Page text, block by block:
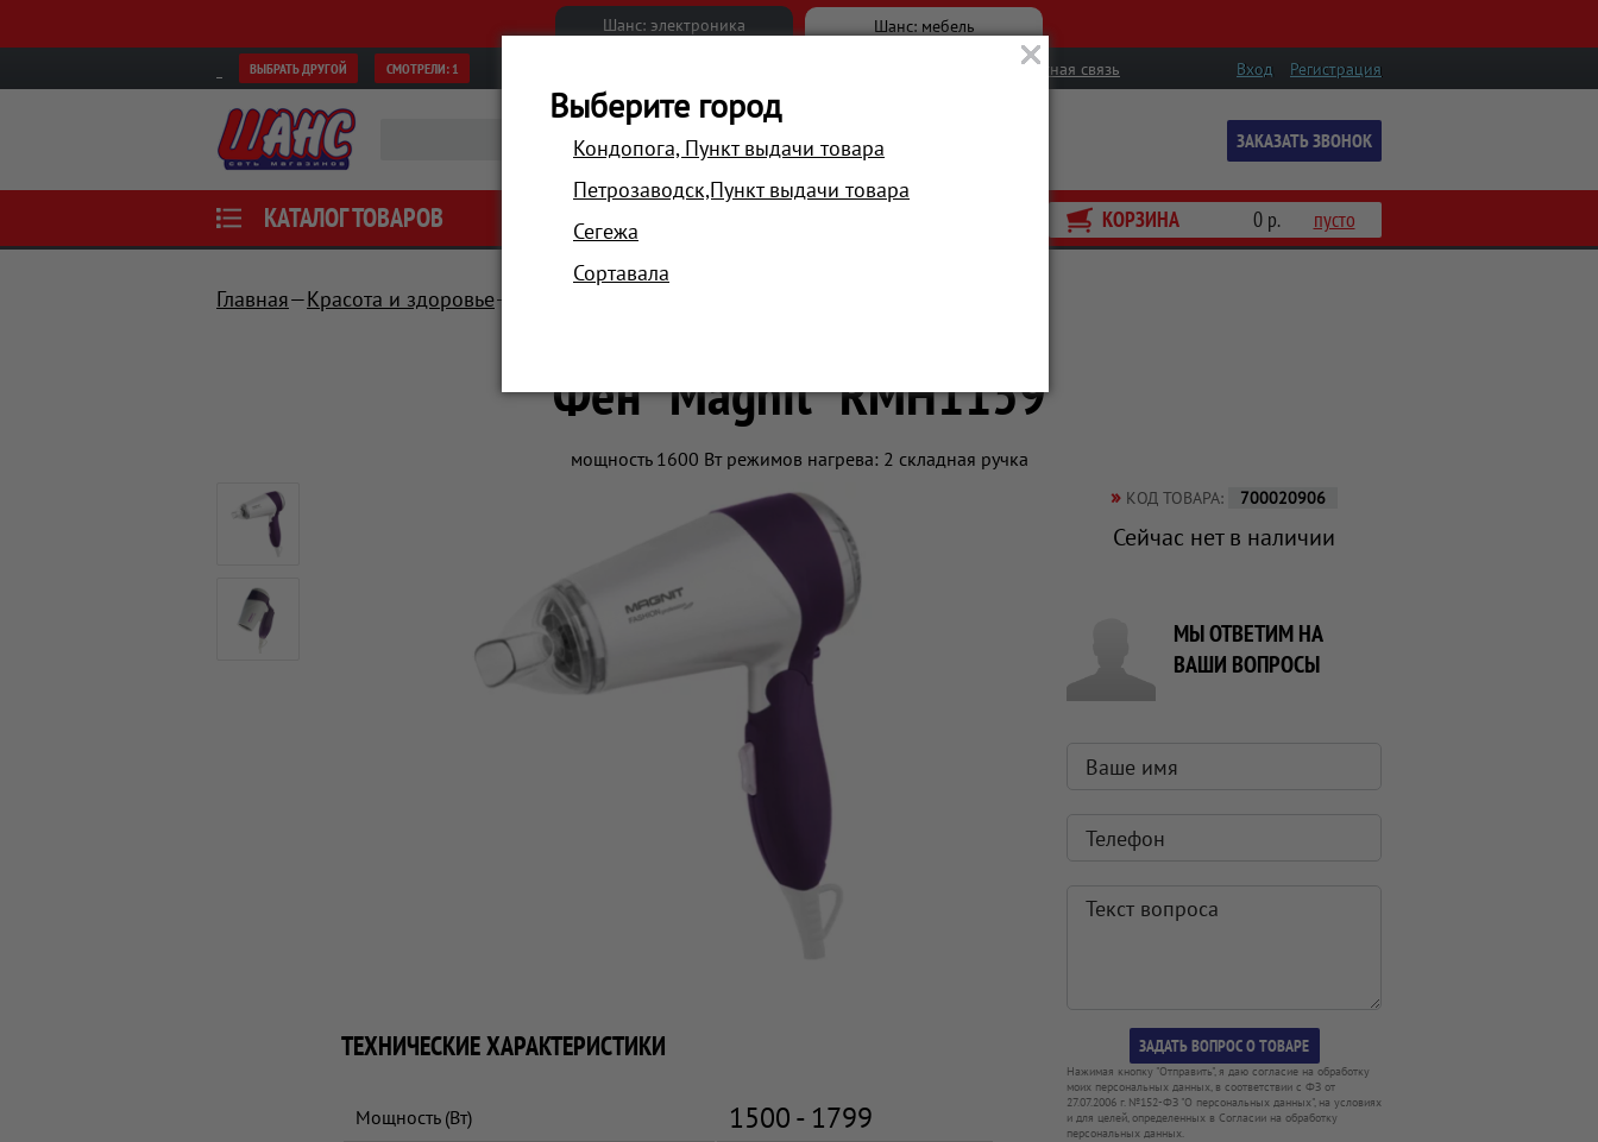
Шанс: электроника Шанс: мебель
ВЫБРАТЬ ДРУГОЙ СМОТРЕЛИ: 1 Вход Регистрация
Обратная связь
ЗАКАЗАТЬ ЗВОНОК
КАТАЛОГ ТОВАРОВ АКЦИИ КОРЗИНА 0 р. пусто
Главная Красота и здоровье
Фен "Magnit" RMH1159
мощность 1600 Вт режимов нагрева: 2 складная ручка
ТЕХНИЧЕСКИЕ ХАРАКТЕРИСТИКИ
Мощность (Вт) 1500 - 1799
» КОД ТОВАРА: 700020906
Сейчас нет в наличии
МЫ ОТВЕТИМ НА
ВАШИ ВОПРОСЫ
Нажимая кнопку "Отправить", я даю согласие на обработку
моих персональных данных, в соответствии с ФЗ от
27.07.2006 г. №152-ФЗ "О персональных данных", на условиях
и для целей, определенных в Согласии на обработку
персональных данных.
Выберите город
Кондопога, Пункт выдачи товара
Петрозаводск,Пункт выдачи товара
Сегежа
Сортавала